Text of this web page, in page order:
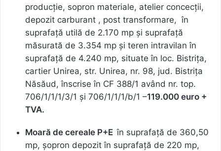
producţie, sopron materiale, atelier concecţii,
depozit carburant , post transformare, în
suprafaţă utilă de 2.170 mp şi suprafaţă
măsurată de 3.354 mp și teren intravilan în
suprafață de 4.240 mp, situate în loc. Bistrița,
cartier Unirea, str. Unirea, nr. 98, jud. Bistrița
Năsăud, înscrise în CF 388/1 având nr. top.
706/1/1/1/3/1 și 706/1/1/1/b/1 –119.000 euro +
TVA.
Moară de cereale P+Eîn suprafață de 360,50
mp, șopron depozit în suprafață de 220 mp,